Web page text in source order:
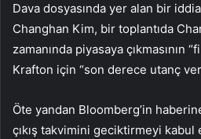
Dava dosyasında yer alan bir
Changhan Kim, bir toplantıda
zamanında piyasaya çıkmasının
Krafton için “son derece utanç
Öte yandan Bloomberg’in
çıkış takvimini geciktirmeyi